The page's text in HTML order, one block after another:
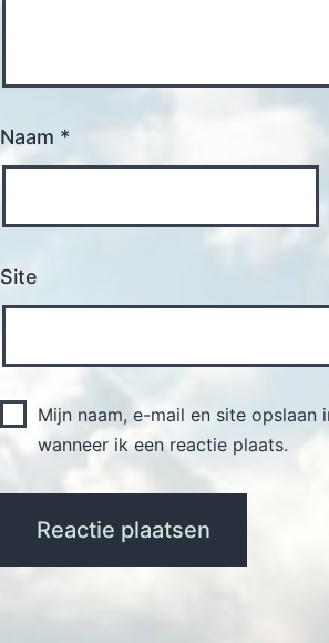
Naam *
Site
Mijn naam, e-mail en site
wanneer ik een reactie plaats.